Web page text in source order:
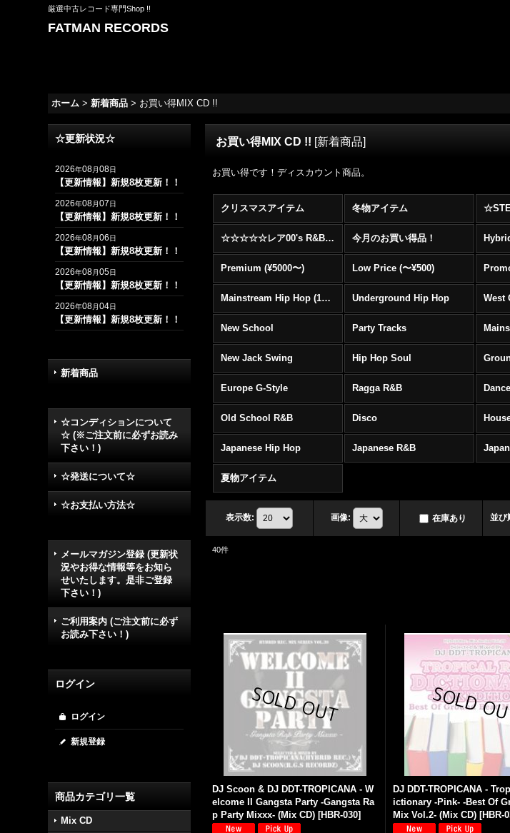
厳選中古レコード専門Shop !!
FATMAN RECORDS
ホーム > 新着商品 > お買い得MIX CD !!
☆更新状況☆
2026年08月08日
【更新情報】新規8枚更新！！
2026年08月07日
【更新情報】新規8枚更新！！
2026年08月06日
【更新情報】新規8枚更新！！
2026年08月05日
【更新情報】新規8枚更新！！
2026年08月04日
【更新情報】新規8枚更新！！
新着商品
☆コンディションについて
☆ (※ご注文前に必ずお読み
下さい！)
☆発送について☆
☆お支払い方法☆
メールマガジン登録 (更新状
況やお得な情報等をお知ら
せいたします。是非ご登録
下さい！)
ご利用案内 (ご注文前に必ず
お読み下さい！)
ログイン
ログイン
新規登録
商品カテゴリ一覧
Mix CD
お買い得MIX CD !! [新着商品]
お買い得です！ディスカウント商品。
クリスマスアイテム 冬物アイテム
☆☆☆☆☆レア00's R&B Promo Only盤特集！！☆☆☆☆☆ 今月のお買い得品！
Premium (¥5000〜) Low Price (〜¥500)
Mainstream Hip Hop (1990〜1999) Underground Hip Hop West
New School Party Tracks
New Jack Swing Hip Hop Soul
Europe G-Style Ragga R&B
Old School R&B Disco
Japanese Hip Hop Japanese R&B
夏物アイテム
表示数: 画像: 在庫あり 並び
40件
DJ Scoon & DJ DDT-TROPICANA - W
elcome II Gangsta Party -Gangsta Ra
p Party Mixxx- (Mix CD) [HBR-030]
DJ DDT-TROPICANA -
ictionary -Pink- -Best Of
Mix Vol.2- (Mix CD) [HBR-